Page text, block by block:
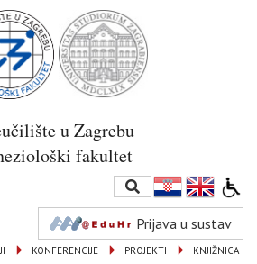
u Zagrebu
fakultet
Prijava u sustav
KNJIŽNICA
PROJEKTI
KONFERENCIJE